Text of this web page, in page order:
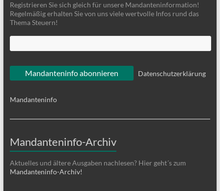
Registrieren Sie sich gleich für unsere Mandanteninformation!
Regelmäßig erhalten Sie von uns viele wertvolle Infos rund das
Thema Steuern!
Datenschutzerklärung
Mandanteninfo
Mandanteninfo-Archiv
Aktuelles und ältere Ausgaben nachlesen? Hier geht´s zum
Mandanteninfo-Archiv!